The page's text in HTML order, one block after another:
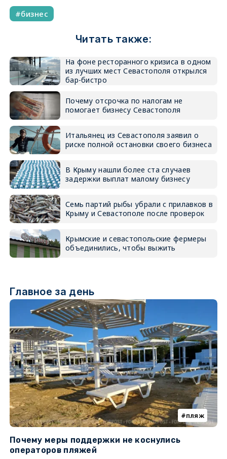
бизнес
Читать также:
На фоне ресторанного кризиса в одном
из лучших мест Севастополя открылся
бар-бистро
Почему отсрочка по налогам не
помогает бизнесу Севастополя
Итальянец из Севастополя заявил о
риске полной остановки своего бизнеса
В Крыму нашли более ста случаев
задержки выплат малому бизнесу
Семь партий рыбы убрали с прилавков в
Крыму и Севастополе после проверок
Крымские и севастопольские фермеры
объединились, чтобы выжить
Главное за день
пляж
Почему меры поддержки не коснулись
операторов пляжей